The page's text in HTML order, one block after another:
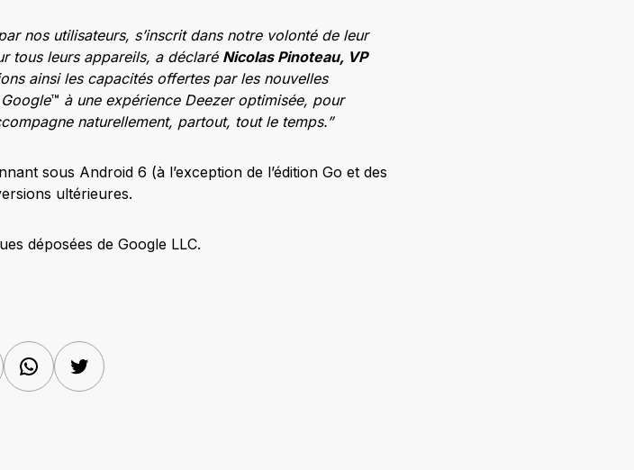
nos utilisateurs, s’inscrit dans notre volonté de leur
tous leurs appareils, a déclaré Nicolas Pinoteau, VP
ainsi les capacités offertes par les nouvelles
™ à une expérience Deezer optimisée, pour
naturellement, partout, tout le temps.”
sous Android 6 (à l’exception de l’édition Go et des
ultérieures.
déposées de Google LLC.
WhatsAppTwitter